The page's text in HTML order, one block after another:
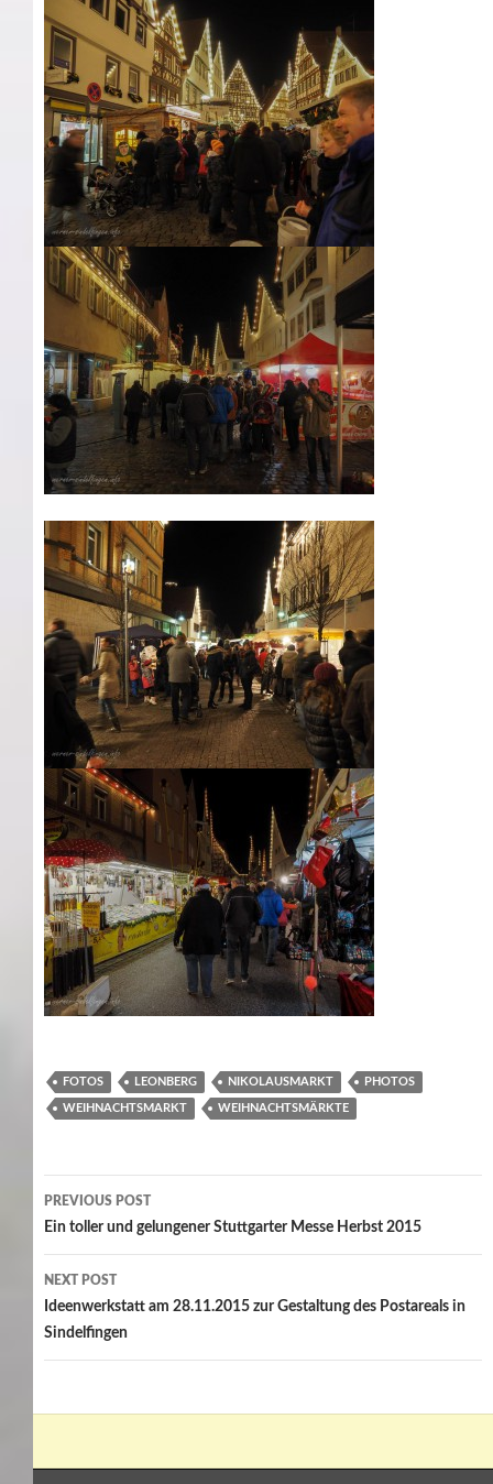
FOTOS LEONBERG NIKOLAUSMARKT PHOTOS
WEIHNACHTSMARKT WEIHNACHTSMÄRKTE
Post
navigation
PREVIOUS POST
Ein toller und gelungener Stuttgarter Messe Herbst 2015
NEXT POST
Ideenwerkstatt am 28.11.2015 zur Gestaltung des Postareals in
Sindelfingen